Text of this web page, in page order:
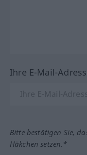
Ihre E-Mail-
Bitte bestätigen Sie,
Häkchen setzen.*